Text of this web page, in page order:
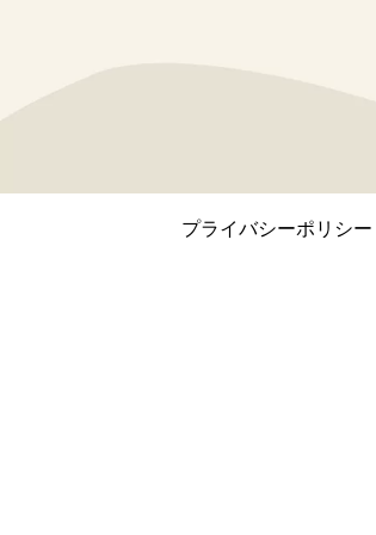
プライバシーポリシー